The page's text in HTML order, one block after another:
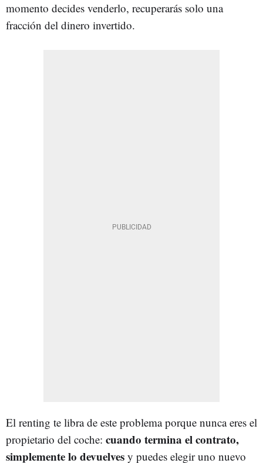
momento decides venderlo, recuperarás solo una
fracción del dinero invertido.
El renting te libra de este problema porque nunca eres el
propietario del coche: cuando termina el contrato,
simplemente lo devuelves y puedes elegir uno nuevo